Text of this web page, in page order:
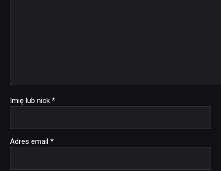
Imię lub nick *
Adres email *